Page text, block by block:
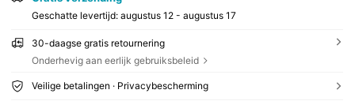
Geschatte levertijd: augustus 12 - augustus 17
30-daagse gratis retournering
Onderhevig aan eerlijk gebruiksbeleid
Veilige betalingen · Privacybescherming